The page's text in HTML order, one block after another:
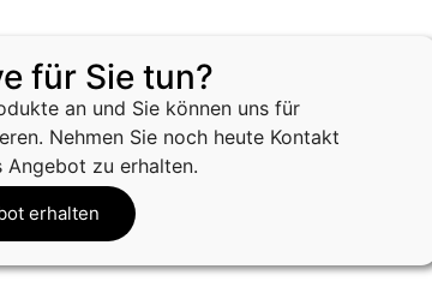
für Sie tun?
an und Sie können uns für
Nehmen Sie noch heute Kontakt
Angebot zu erhalten.
erhalten